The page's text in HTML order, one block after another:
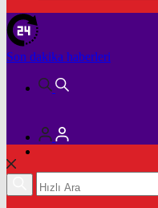
Son dakika haberleri